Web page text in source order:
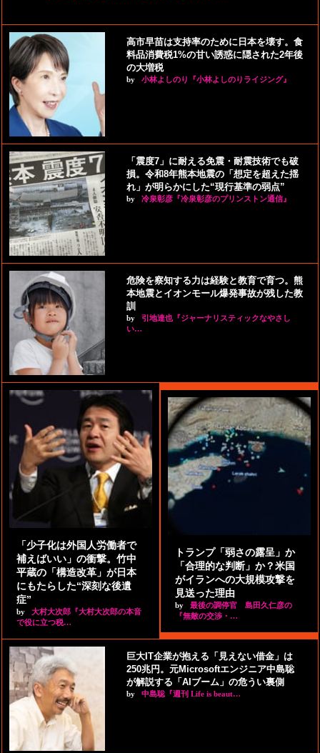
高市早苗は支持率のために日本を壊す。食
料品消費税1%の甘い誘惑に隠された2年後
の大増税
by 小林よしのり『小林よしのりライジング』
「震度7」に耐える免震・耐震技術でも破
損。令和8年熊本地震の「想定を超えた揺
れ」が明らかにした“現行基準の弱点”
by 冷泉彰彦『冷泉彰彦のプリンストン通信』
危険を察知する力は経験と教育で育つ。熊
本地震とイオンモール爆発事故が残した教
訓
by
引地達也『ジャーナリスティックなやさし
い…
「少子化は外国人労働者で
補えばいい」の衝撃。竹中
平蔵の「構造改革」が日本
にもたらした“深刻な後遺
症”
by
大村大次郎『大村大次郎の本音
で役に立つ税…
トランプ「弱さの露呈」か
「合理的な判断」か？米国
がイランへの大規模攻撃を
見送った理由
by
最後の調停官 島田久仁彦の
『無敵の交渉・…
巨大IT企業が抱える「見えない借金」は
250兆円。元Microsoftエンジニア中島聡
が解説する「AIブーム」の危うい裏側
by 中島聡『週刊 Life is beaut…